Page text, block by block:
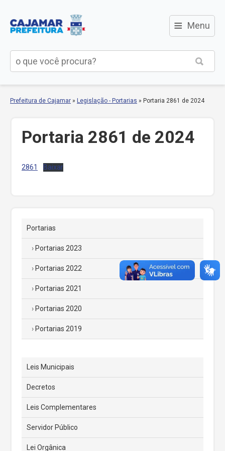
≡ Menu
Prefeitura de Cajamar » Legislação - Portarias » Portaria 2861 de 2024
Portaria 2861 de 2024
2861 Baixar
Portarias
Portarias 2023
Portarias 2022
Portarias 2021
Portarias 2020
Portarias 2019
Leis Municipais
Decretos
Leis Complementares
Servidor Público
Lei Orgânica